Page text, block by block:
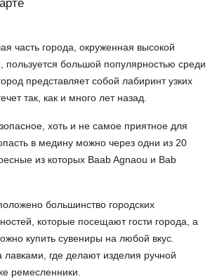
часть города, окруженная высокой
пользуется большой популярностью среди
представляет собой лабиринт узких
так, как и много лет назад.
хоть и не самое приятное для
в медину можно через одни из 20
из которых Bаab Agnaou и Bab
большинство городских
которые посещают гости города, а
купить сувениры на любой вкус.
где делают изделия ручной
ремесленники.